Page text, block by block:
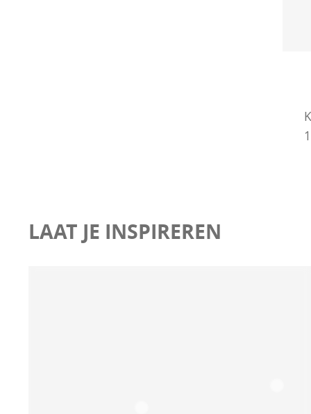
LAAT JE INSPIREREN